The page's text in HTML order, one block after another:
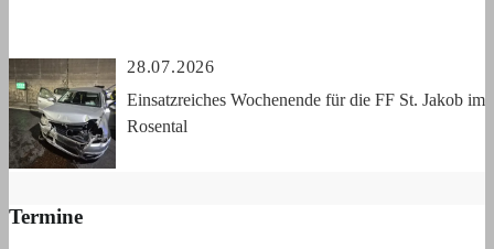
28.07.2026
Einsatzreiches Wochenende für die FF St. Jakob im
Rosental
Termine